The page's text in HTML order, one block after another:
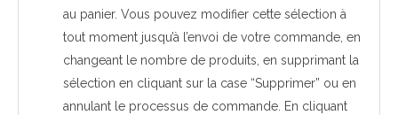
au panier. Vous pouvez modifier cette sélection à
tout moment jusqu’à l’envoi de votre commande, en
changeant le nombre de produits, en supprimant la
sélection en cliquant sur la case “Supprimer” ou en
annulant le processus de commande. En cliquant